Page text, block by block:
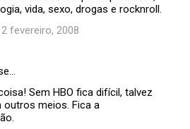
vida, sexo, drogas e rocknroll.
fevereiro, 2008
Sem HBO fica difícil, talvez
outros meios. Fica a